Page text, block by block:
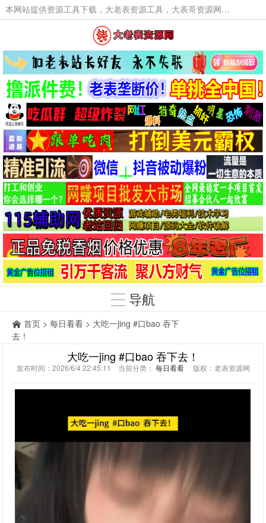
本网站提供资源工具下载，大老表资源工具，大表哥资源网软件工具，大老表资源下载，活动线报福利资源分享,活动线报，大型网游经典游戏，网络热门技术游戏辅助交流与分享。
导航
首页 > 每日看看 > 大吃一jing #口bao 吞下
去！
大吃一jing #口bao 吞下去！
发布时间：2026/6/4 22:45:11 当前分类： 每日看看版权：老表资源网